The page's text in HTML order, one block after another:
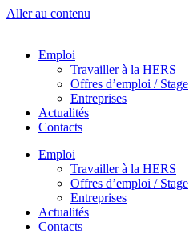
Aller au contenu
Emploi
Travailler à la HERS
Offres d’emploi / Stage
Entreprises
Actualités
Contacts
Emploi
Travailler à la HERS
Offres d’emploi / Stage
Entreprises
Actualités
Contacts